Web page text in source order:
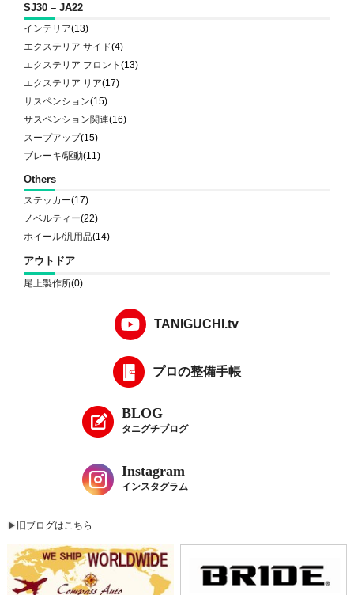
SJ30 – JA22
インテリア(13)
エクステリア サイド(4)
エクステリア フロント(13)
エクステリア リア(17)
サスペンション(15)
サスペンション関連(16)
スープアップ(15)
ブレーキ/駆動(11)
Others
ステッカー(17)
ノベルティー(22)
ホイール/汎用品(14)
アウトドア
尾上製作所(0)
TANIGUCHI.tv
プロの整備手帳
BLOG
タニグチブログ
Instagram
インスタグラム
旧ブログはこちら